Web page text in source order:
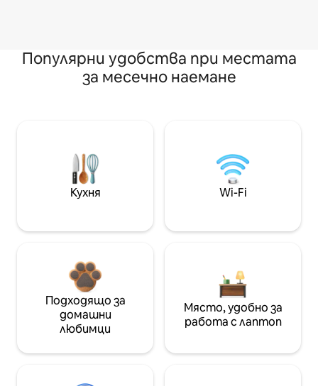
Популярни удобства при местата
за месечно наемане
Кухня Wi-Fi
Подходящо за
домашни
любимци
Място, удобно за
работа с лаптоп